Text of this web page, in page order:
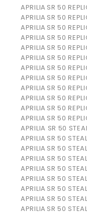
APRILIA SR 50
APRILIA SR 50
APRILIA SR 50
APRILIA SR 50
APRILIA SR 50
APRILIA SR 50
APRILIA SR 50
APRILIA SR 50
APRILIA SR 50
APRILIA SR 50
APRILIA SR 50
APRILIA SR 50
APRILIA SR 50
APRILIA SR 50
APRILIA SR 50
APRILIA SR 50
APRILIA SR 50
APRILIA SR 50
APRILIA SR 50
APRILIA SR 50
APRILIA SR 50